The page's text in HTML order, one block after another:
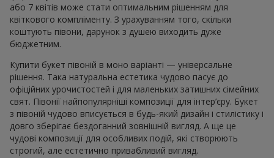
або 7 квітів може стати оптимальним рішенням для
квіткового компліменту. З урахуванням того, скільки
коштують півони, дарунок з душею виходить дуже
бюджетним.
Купити букет півоній в моно варіанті — універсальне
рішення. Така натуральна естетика чудово пасує до
офіційних урочистостей і для маленьких затишних сімейних
свят. Півонії найпопулярніші композиції для інтер’єру. Букет
з півоній чудово вписується в будь-який дизайн і стилістику і
довго зберігає бездоганний зовнішній вигляд. А ще це
чудові композиції для особливих подій, які створюють
строгий, але естетично привабливий вигляд.